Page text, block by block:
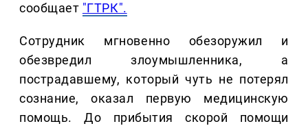
сообщает "ГТРК".
Сотрудник мгновенно обезоружил и
обезвредил злоумышленника, а
пострадавшему, который чуть не потерял
сознание, оказал первую медицинскую
помощь. До прибытия скорой помощи